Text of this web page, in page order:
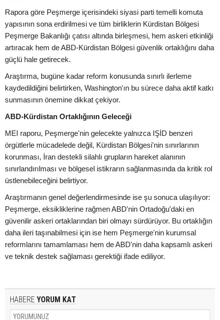
Rapora göre Peşmerge içerisindeki siyasi parti temelli komuta
yapısının sona erdirilmesi ve tüm birliklerin Kürdistan Bölgesi
Peşmerge Bakanlığı çatısı altında birleşmesi, hem askeri etkinliği
artıracak hem de ABD-Kürdistan Bölgesi güvenlik ortaklığını daha
güçlü hale getirecek.
Araştırma, bugüne kadar reform konusunda sınırlı ilerleme
kaydedildiğini belirtirken, Washington'ın bu sürece daha aktif katkı
sunmasının önemine dikkat çekiyor.
ABD-Kürdistan Ortaklığının Geleceği
MEI raporu, Peşmerge'nin gelecekte yalnızca IŞİD benzeri
örgütlerle mücadelede değil, Kürdistan Bölgesi'nin sınırlarının
korunması, İran destekli silahlı grupların hareket alanının
sınırlandırılması ve bölgesel istikrarın sağlanmasında da kritik rol
üstlenebileceğini belirtiyor.
Araştırmanın genel değerlendirmesinde ise şu sonuca ulaşılıyor:
Peşmerge, eksikliklerine rağmen ABD'nin Ortadoğu'daki en
güvenilir askeri ortaklarından biri olmayı sürdürüyor. Bu ortaklığın
daha ileri taşınabilmesi için ise hem Peşmerge'nin kurumsal
reformlarını tamamlaması hem de ABD'nin daha kapsamlı askeri
ve teknik destek sağlaması gerektiği ifade ediliyor.
HABERE YORUM KAT